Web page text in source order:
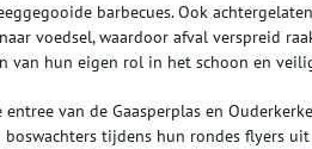
barbecues. Ook
voedsel, waardoor afval verspreid
van hun eigen rol in het schoon en
entree van de Gaasperplas en
boswachters tijdens hun rondes flyers